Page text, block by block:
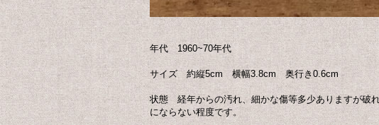
年代 1960~70年代
サイズ 約縦5cm 横幅3.8cm 奥行き0.6cm
状態 経年からの汚れ、細かな傷等多少ありますが破
にならない程度です。